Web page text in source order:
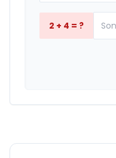
2 + 4 = ?